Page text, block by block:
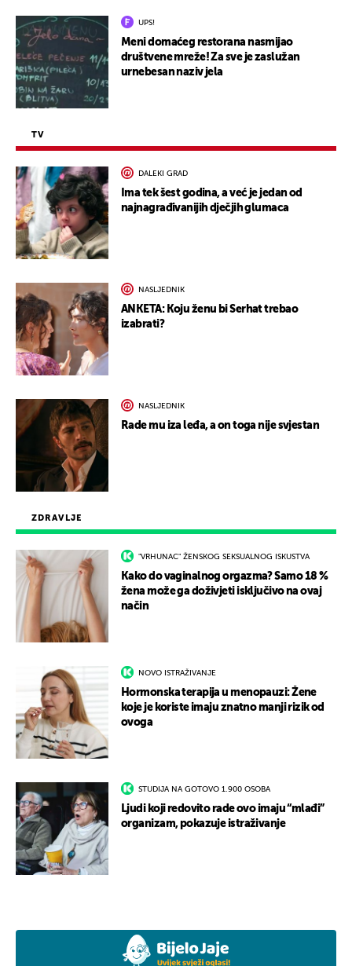
ZDRAVLJE
"VRHUNAC" ŽENSKOG SEKSUALNOG ISKUSTVA
Kako do vaginalnog orgazma? Samo 18 %
žena može ga doživjeti isključivo na ovaj
način
NOVO ISTRAŽIVANJE
Hormonska terapija u menopauzi: Žene
koje je koriste imaju znatno manji rizik od
ovoga
STUDIJA NA GOTOVO 1.900 OSOBA
Ljudi koji redovito rade ovo imaju “mlađi”
organizam, pokazuje istraživanje
UPS!
Meni domaćeg restorana nasmijao
društvene mreže! Za sve je zaslužan
urnebesan naziv jela
TV
DALEKI GRAD
Ima tek šest godina, a već je jedan od
najnagrađivanijih dječjih glumaca
NASLJEDNIK
ANKETA: Koju ženu bi Serhat trebao
izabrati?
NASLJEDNIK
Rade mu iza leđa, a on toga nije svjestan